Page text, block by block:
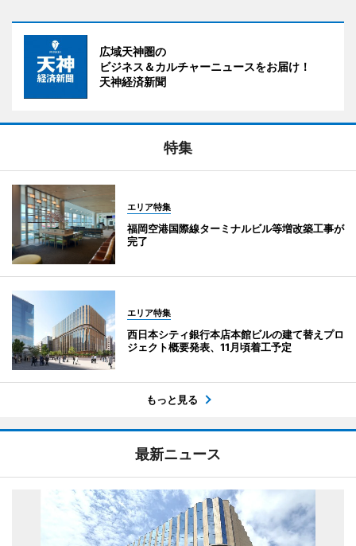
広域天神圏の
ビジネス＆カルチャーニュースをお届け！
天神経済新聞
特集
エリア特集
福岡空港国際線ターミナルビル等増改築工事が
完了
エリア特集
西日本シティ銀行本店本館ビルの建て替えプロ
ジェクト概要発表、11月頃着工予定
もっと見る
最新ニュース